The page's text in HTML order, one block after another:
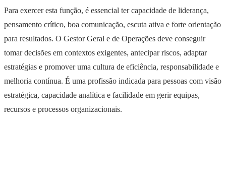
Para exercer esta função, é essencial ter capacidade de liderança,
pensamento crítico, boa comunicação, escuta ativa e forte orientação
para resultados. O Gestor Geral e de Operações deve conseguir
tomar decisões em contextos exigentes, antecipar riscos, adaptar
estratégias e promover uma cultura de eficiência, responsabilidade e
melhoria contínua. É uma profissão indicada para pessoas com visão
estratégica, capacidade analítica e facilidade em gerir equipas,
recursos e processos organizacionais.